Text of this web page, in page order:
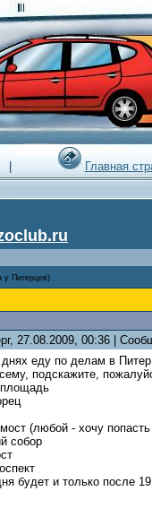
20:21 | Главная
у Питерцев)
27.08.2009, 00:36 |
еду по делам в
подскажите,
(любой - хочу
собор
будет и только после